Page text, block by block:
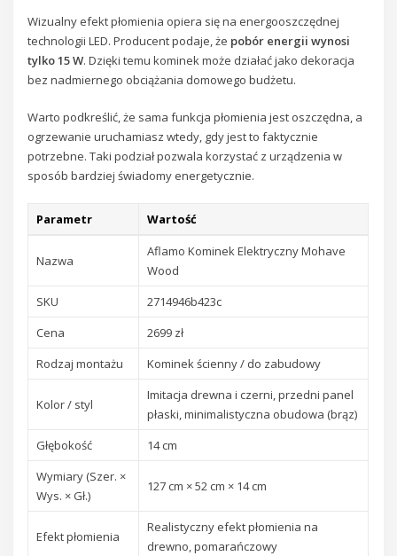
Wizualny efekt płomienia opiera się na energooszczędnej
technologii LED. Producent podaje, że pobór energii wynosi
tylko 15 W. Dzięki temu kominek może działać jako dekoracja
bez nadmiernego obciążania domowego budżetu.
Warto podkreślić, że sama funkcja płomienia jest oszczędna, a
ogrzewanie uruchamiasz wtedy, gdy jest to faktycznie
potrzebne. Taki podział pozwala korzystać z urządzenia w
sposób bardziej świadomy energetycznie.
Parametr Wartość
Nazwa
Aflamo Kominek Elektryczny Mohave
Wood
SKU
2714946b423c
Cena
2699 zł
Rodzaj montażu
Kominek ścienny / do zabudowy
Kolor / styl
Imitacja drewna i czerni, przedni panel
płaski, minimalistyczna obudowa (brąz)
Głębokość
14 cm
Wymiary (Szer. ×
Wys. × Gł.)
127 cm × 52 cm × 14 cm
Efekt płomienia
Realistyczny efekt płomienia na
drewno, pomarańczowy